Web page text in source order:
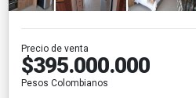
Precio de venta
$395.000.000
Pesos Colombianos